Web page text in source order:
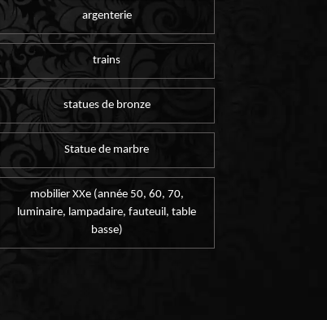
argenterie
trains
statues de bronze
Statue de marbre
mobilier XXe (année 50, 60, 70,
luminaire, lampadaire, fauteuil, table
basse)